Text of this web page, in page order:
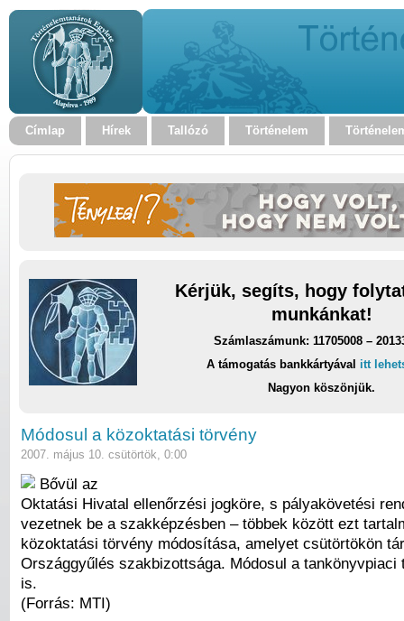
Címlap Hírek Tallózó Történelem
Kérjük, segíts, hogy
munkánkat!
Számlaszámunk: 11705008 –
A támogatás bankkártyával itt
Nagyon köszönjük.
Módosul a közoktatási törvény
2007. május 10. csütörtök, 0:00
Bővül az
Oktatási Hivatal ellenőrzési jogköre, s pályakövetési
vezetnek be a szakképzésben – többek között ezt
közoktatási törvény módosítása, amelyet csütörtökön
Országgyűlés szakbizottsága. Módosul a tankönyvpiaci
is.
(Forrás: MTI)